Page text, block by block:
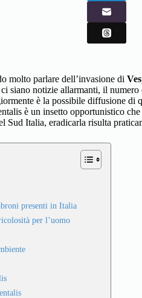
molto parlare dell’invasione di
siano notizie allarmanti, il
è la possibile diffusione di
è un insetto opportunistico
Sud Italia, eradicarla risulta
presenti in Italia
per l’uomo